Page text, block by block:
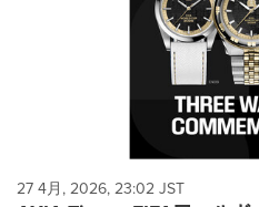
27 4月, 2026, 23:02 JST